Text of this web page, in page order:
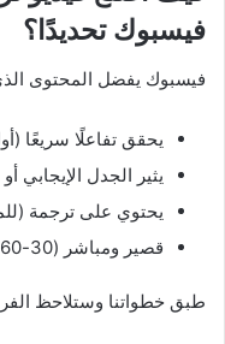
فيسبوك تحديدًا؟
فيسبوك يفضل المحتوى
يحقق تفاعلًا سريعًا
يثير الجدل الإيجابي
يحتوي على ترجمة
قصير ومباشر (30-60 ثانية)
طبق خطواتنا وستلاحظ